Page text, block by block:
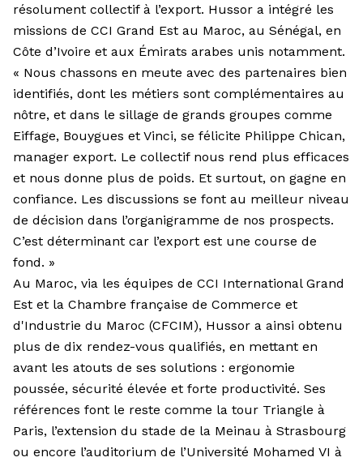
résolument collectif à l’export. Hussor a intégré les
missions de CCI Grand Est au Maroc, au Sénégal, en
Côte d’Ivoire et aux Émirats arabes unis notamment.
« Nous chassons en meute avec des partenaires bien
identifiés, dont les métiers sont complémentaires au
nôtre, et dans le sillage de grands groupes comme
Eiffage, Bouygues et Vinci, se félicite Philippe Chican,
manager export. Le collectif nous rend plus efficaces
et nous donne plus de poids. Et surtout, on gagne en
confiance. Les discussions se font au meilleur niveau
de décision dans l’organigramme de nos prospects.
C’est déterminant car l’export est une course de
fond. »
Au Maroc, via les équipes de CCI International Grand
Est et la Chambre française de Commerce et
d'Industrie du Maroc (CFCIM), Hussor a ainsi obtenu
plus de dix rendez-vous qualifiés, en mettant en
avant les atouts de ses solutions : ergonomie
poussée, sécurité élevée et forte productivité. Ses
références font le reste comme la tour Triangle à
Paris, l’extension du stade de la Meinau à Strasbourg
ou encore l’auditorium de l’Université Mohamed VI à